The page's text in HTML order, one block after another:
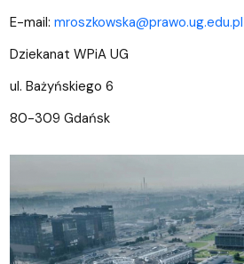
E-mail: mroszkowska@prawo.ug.edu.pl
Dziekanat WPiA UG
ul. Bażyńskiego 6
80-309 Gdańsk